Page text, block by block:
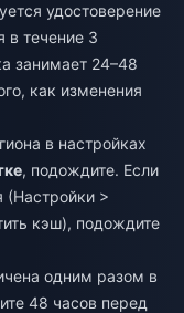
удостоверение
в течение 3
занимает 24–48
как изменения
в настройках
, подождите. Если
(Настройки >
кэш), подождите
одним разом в
48 часов перед